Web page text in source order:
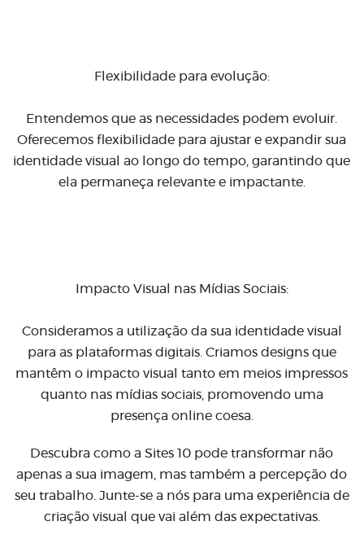
Flexibilidade para evolução:
Entendemos que as necessidades podem evoluir.
Oferecemos flexibilidade para ajustar e expandir sua
identidade visual ao longo do tempo, garantindo que
ela permaneça relevante e impactante.
Impacto Visual nas Mídias Sociais:
Consideramos a utilização da sua identidade visual
para as plataformas digitais. Criamos designs que
mantêm o impacto visual tanto em meios impressos
quanto nas mídias sociais, promovendo uma
presença online coesa.
Descubra como a Sites 10 pode transformar não
apenas a sua imagem, mas também a percepção do
seu trabalho. Junte-se a nós para uma experiência de
criação visual que vai além das expectativas.